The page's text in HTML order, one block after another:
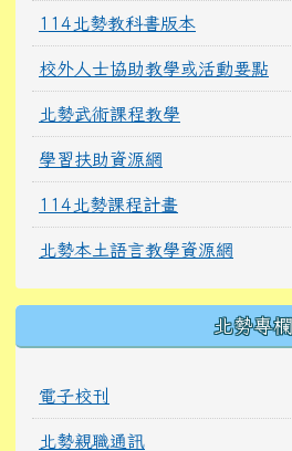
114北勢教科書版本
校外人士協助教學或活動要點
北勢武術課程教學
學習扶助資源網
114北勢課程計畫
北勢本土語言教學資源網
北勢專欄
電子校刊
北勢親職通訊